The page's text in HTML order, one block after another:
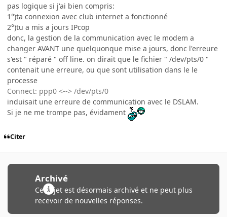
pas logique si j'ai bien compris:
1°)ta connexion avec club internet a fonctionné
2°)tu a mis a jours IPcop
donc, la gestion de la communication avec le modem a
changer AVANT une quelquonque mise a jours, donc l'erreure
s'est " réparé " off line. on dirait que le fichier " /dev/pts/0 "
contenait une erreure, ou que sont utilisation dans le le
processe
Connect: ppp0 <--> /dev/pts/0
induisait une erreure de communication avec le DSLAM.
Si je ne me trompe pas, évidament
Citer
Archivé
Ce sujet est désormais archivé et ne peut plus
recevoir de nouvelles réponses.